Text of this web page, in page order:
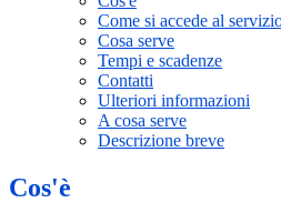
Come si accede al
Cosa serve
Tempi e scadenze
Contatti
Ulteriori informazioni
A cosa serve
Descrizione breve
Cos'è